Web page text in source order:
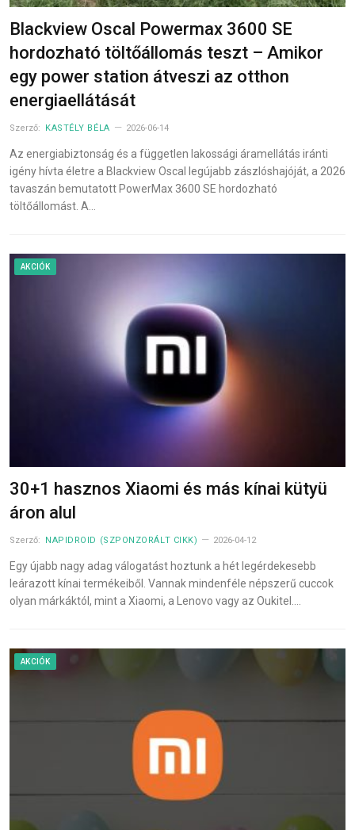
Blackview Oscal Powermax 3600 SE
hordozható töltőállomás teszt – Amikor
egy power station átveszi az otthon
energiaellátását
Szerző: KASTÉLY BÉLA 2026-06-14
Az energiabiztonság és a független lakossági áramellátás iránti
igény hívta életre a Blackview Oscal legújabb zászlóshajóját, a 2026
tavaszán bemutatott PowerMax 3600 SE hordozható
töltőállomást. A…
AKCIÓK
30+1 hasznos Xiaomi és más kínai kütyü
áron alul
Szerző: NAPIDROID (SZPONZORÁLT CIKK) 2026-04-12
Egy újabb nagy adag válogatást hoztunk a hét legérdekesebb
leárazott kínai termékeiből. Vannak mindenféle népszerű cuccok
olyan márkáktól, mint a Xiaomi, a Lenovo vagy az Oukitel.…
AKCIÓK